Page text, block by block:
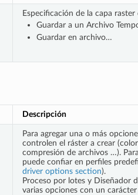
Especificación de la capa raster
Guardar a un Archivo
Guardar en archivo…
Descripción
Para agregar una o más
controlen el ráster a crear
compresión de archivos …).
puede confiar en perfiles
driver options section).
Proceso por lotes y Diseñador
varias opciones con un